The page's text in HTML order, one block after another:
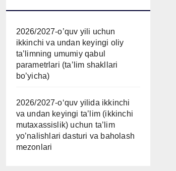
2026/2027-o’quv yili uchun
ikkinchi va undan keyingi oliy
ta’limning umumiy qabul
parametrlari (ta’lim shakllari
bo’yicha)
2026/2027-oʻquv yilida ikkinchi
va undan keyingi taʼlim (ikkinchi
mutaxassislik) uchun ta’lim
yo’nalishlari dasturi va baholash
mezonlari